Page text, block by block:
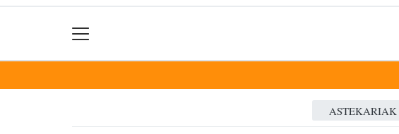
ASTEKARIAK